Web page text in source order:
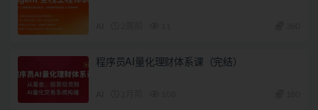
程序员AI量化理财体系课（完结）